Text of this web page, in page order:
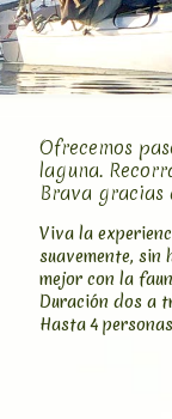
Ofrecemos
laguna.
Brava gracias
Viva la
suavemente, sin
mejor con la
Duración dos a
Hasta 4